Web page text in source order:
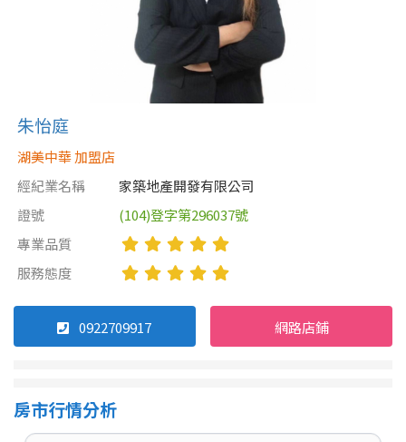
朱怡庭
湖美中華 加盟店
經紀業名稱
家築地產開發有限公司
證號
(104)登字第296037號
專業品質
服務態度
0922709917 網路店鋪
房市行情分析